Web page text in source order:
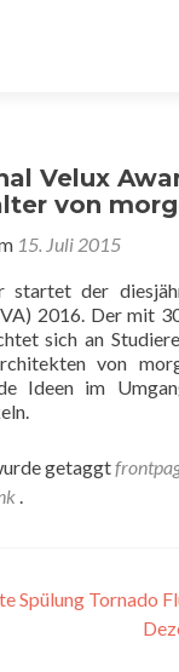
Velux
von
15. Juli 2015
der
2016. Der mit
sich an
von
Ideen im
getaggt
.
Spülung Tornado